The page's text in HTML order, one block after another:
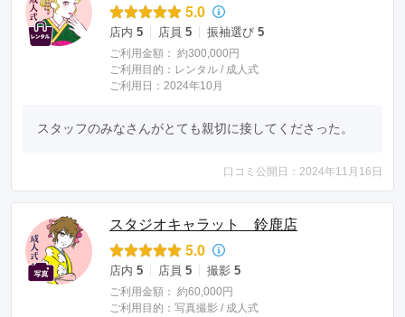
5.0
店内 5 店員 5 振袖選び 5
ご利用金額： 約300,000円
ご利用目的： レンタル / 成人式
ご利用日：2024年10月
スタッフのみなさんがとても親切に接してくださった。
口コミ公開日：2024年11月16日
スタジオキャラット 鈴鹿店
5.0
店内 5 店員 5 撮影 5
ご利用金額： 約60,000円
ご利用目的： 写真撮影 / 成人式